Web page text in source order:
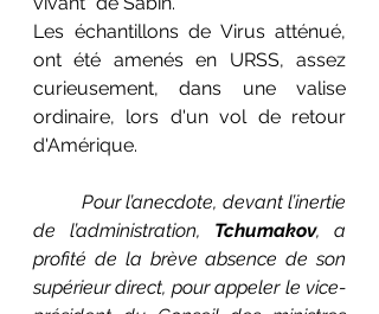
Les échantillons de Virus atténué,
ont été amenés en URSS, assez
curieusement, dans une valise
ordinaire, lors d'un vol de retour
d'Amérique.
Pour l’anecdote, devant l’inertie
de l’administration, Tchumakov, a
profité de la brève absence de son
supérieur direct, pour appeler le vice-